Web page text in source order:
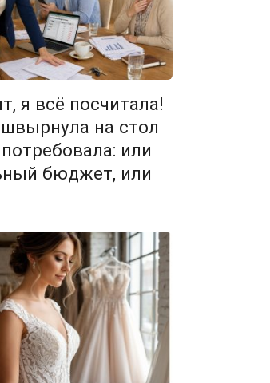
я всё посчитала!
на стол
или
бюджет, или